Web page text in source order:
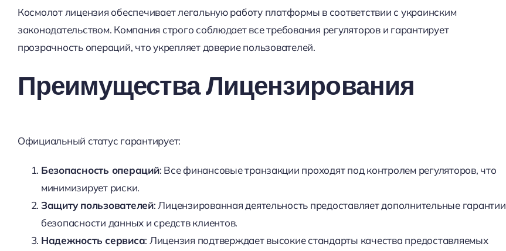
Космолот лицензия обеспечивает легальную работу платформы в соответствии с украинским
законодательством. Компания строго соблюдает все требования регуляторов и гарантирует
прозрачность операций, что укрепляет доверие пользователей.
Преимущества Лицензирования
Официальный статус гарантирует:
Безопасность операций: Все финансовые транзакции проходят под контролем регуляторов, что
минимизирует риски.
Защиту пользователей: Лицензированная деятельность предоставляет дополнительные гарантии
безопасности данных и средств клиентов.
Надежность сервиса: Лицензия подтверждает высокие стандарты качества предоставляемых